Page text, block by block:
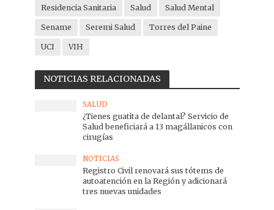
Residencia Sanitaria Salud Salud Mental
Sename Seremi Salud Torres del Paine
UCI VIH
NOTICIAS RELACIONADAS
SALUD
¿Tienes guatita de delantal? Servicio de
Salud beneficiará a 13 magállanicos con
cirugías
NOTICIAS
Registro Civil renovará sus tótems de
autoatención en la Región y adicionará
tres nuevas unidades